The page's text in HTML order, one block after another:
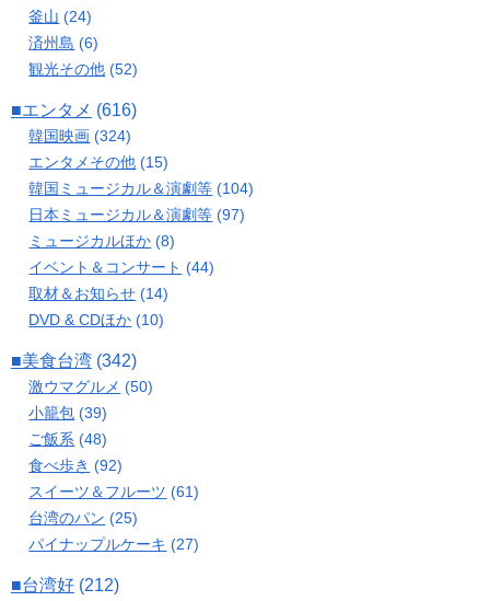
釜山 (24)
済州島 (6)
観光その他 (52)
■エンタメ (616)
韓国映画 (324)
エンタメその他 (15)
韓国ミュージカル＆演劇等 (104)
日本ミュージカル＆演劇等 (97)
ミュージカルほか (8)
イベント＆コンサート (44)
取材＆お知らせ (14)
DVD & CDほか (10)
■美食台湾 (342)
激ウマグルメ (50)
小籠包 (39)
ご飯系 (48)
食べ歩き (92)
スイーツ＆フルーツ (61)
台湾のパン (25)
パイナップルケーキ (27)
■台湾好 (212)